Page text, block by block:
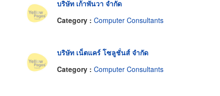
บริษัท เก้าพันวา จำกัด
Category : Computer Consultants
บริษัท เน็ตแคร์ โซลูชั่นส์ จำกัด
Category : Computer Consultants